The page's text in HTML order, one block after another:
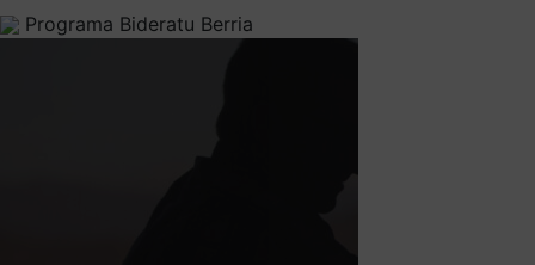
Programa Bideratu Berria